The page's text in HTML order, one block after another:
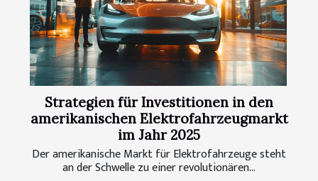
Strategien für Investitionen in den
amerikanischen Elektrofahrzeugmarkt
im Jahr 2025
Der amerikanische Markt für Elektrofahrzeuge steht
an der Schwelle zu einer revolutionären...